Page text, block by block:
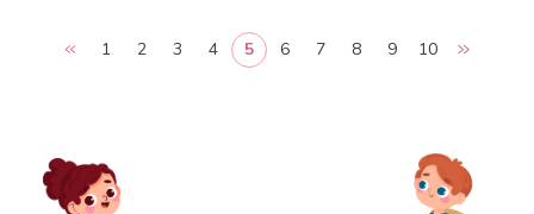
府委託佛光大學辦理的高齡生活大學中擔任課程講師。 廖蕙婉老師
畢生從事珠心算教育，並於台灣省商業會總會珠心算數學委員會擔
1 2 3 4 5 6 7 8 9 10